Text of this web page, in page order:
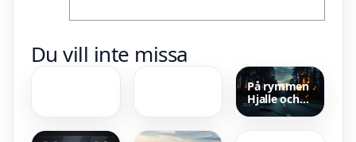
Du vill inte missa
(fisk) – allt
du behöver
i juni 2025 –
Lista med
På rymmen
Hjalle och
Heavy –
Grattis På
Födelsedagen